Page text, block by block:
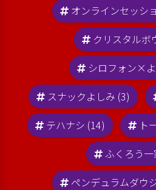
オンラインセッシ
クリスタルボ
シロフォン×
スナックよしみ (3)
テハナシ (14)
ト
ふくろう一
ペンデュラムダウ